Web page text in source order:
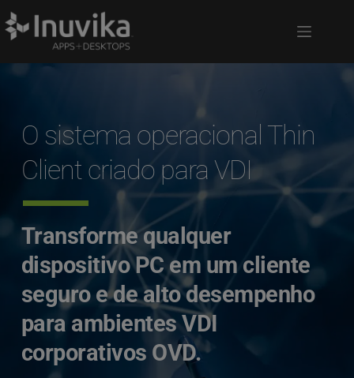
O sistema operacional Thin
Client criado para VDI
Transforme qualquer
dispositivo PC em um cliente
seguro e de alto desempenho
para ambientes VDI
corporativos OVD.